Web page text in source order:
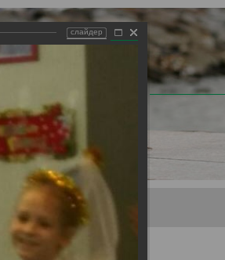
Помочь детям
слайдер